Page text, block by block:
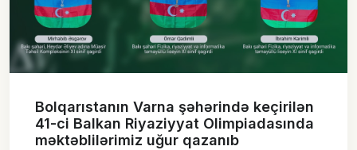
Bolqarıstanın Varna şəhərində keçirilən
41-ci Balkan Riyaziyyat Olimpiadasında
məktəblilərimiz uğur qazanıb